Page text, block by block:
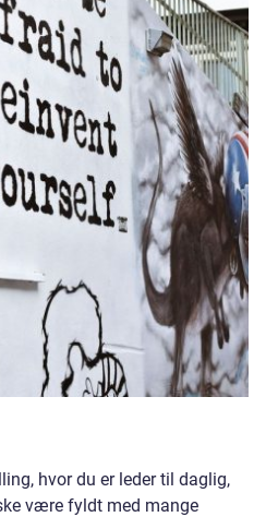
hvor du er leder til daglig,
være fyldt med mange